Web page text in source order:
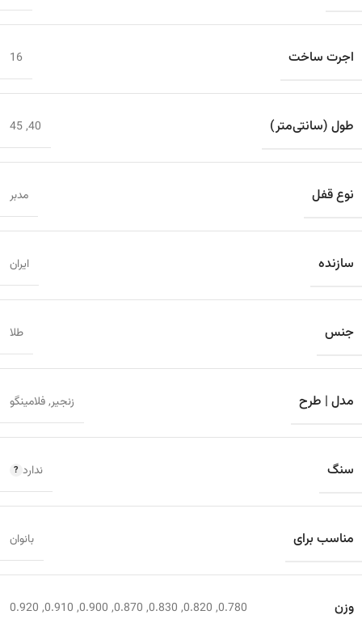
اجرت ساخت 16
طول (سانتی‌متر) 40
,
45
نوع قفل مدبر
سازنده ایران
جنس طلا
مدل | طرح زنجیر,فلامینگو
سنگ ندارد
مناسب برای بانوان
وزن 0.780
,
0.820
,
0.830
,
0.870
,
0.900
,
0.910
,
0.920